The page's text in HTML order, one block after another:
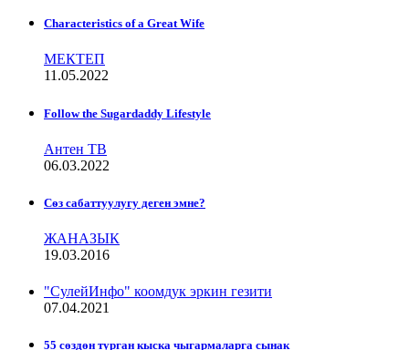
Characteristics of a Great Wife
МЕКТЕП
11.05.2022
Follow the Sugardaddy Lifestyle
Антен ТВ
06.03.2022
Сѳз сабаттуулугу деген эмне?
ЖАНАЗЫК
19.03.2016
"СулейИнфо" коомдук эркин гезити
07.04.2021
55 сөздөн турган кыска чыгармаларга сынак